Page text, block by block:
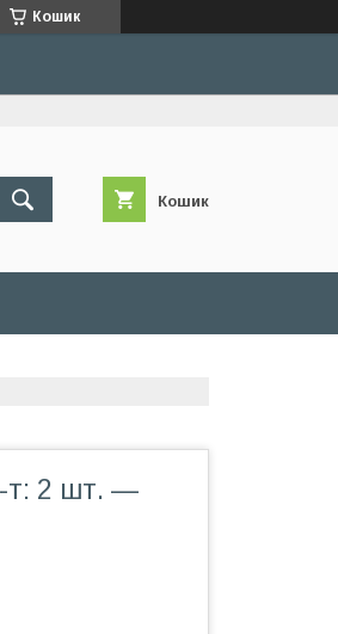
Кошик
Кошик
т: 2 шт. —